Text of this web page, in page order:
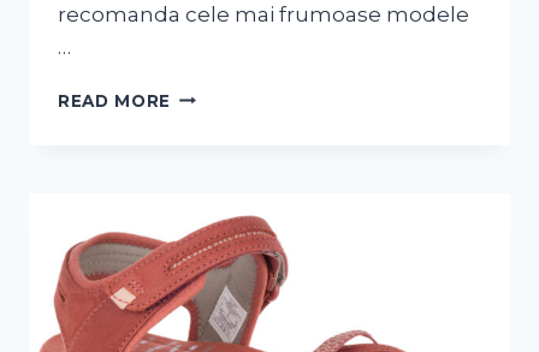
recomanda cele mai frumoase modele
…
READ MORE